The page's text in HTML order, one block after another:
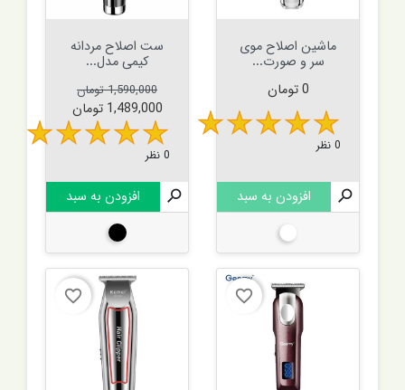
ماشین اصلاح موی
سر و صورت...
قیمت
0 تومان
0 نظر

افزودن به سبد
سفید
ست اصلاح مردانه
کیمی مدل...
قیمت عادی
1,590,000 تومان
قیمت
1,489,000 تومان
0 نظر

افزودن به سبد
مشکی
favorite_border
favorite_border